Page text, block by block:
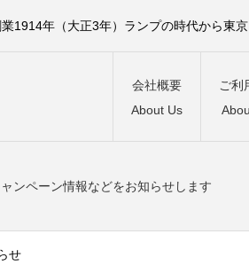
1914年（大正3年）ランプの時代から東
会社概要
About Us
ご利
ンペーン情報などをお知らせします
せ